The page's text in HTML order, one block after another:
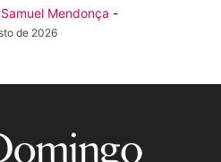
Samuel Mendonça -
de 2026